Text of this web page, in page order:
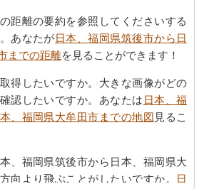
距離の要約を参照してくださいする
あなたが日本、福岡県筑後市から日
までの距離を見ることができます！
得したいですか。大きな画像がどの
認したいですか。あなたは 日本、福
、福岡県大牟田市までの地図 見るこ
、福岡県筑後市から日本、福岡県大
向より飛ぶことがしたいですか。
日